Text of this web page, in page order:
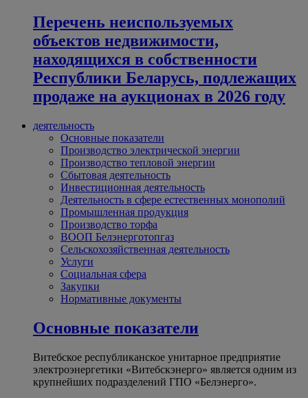
Перечень неиспользуемых
объектов недвижимости,
находящихся в собственности
Республики Беларусь, подлежащих
продаже на аукционах в 2026 году
деятельность
Основные показатели
Производство электрической энергии
Производство тепловой энергии
Сбытовая деятельность
Инвестиционная деятельность
Деятельность в сфере естественных монополий
Промышленная продукция
Производство торфа
ВООП Белэнерготопгаз
Сельскохозяйственная деятельность
Услуги
Социальная сфера
Закупки
Нормативные документы
Основные показатели
Витебское республиканское унитарное предприятие
электроэнергетики «Витебскэнерго» является одним из
крупнейших подразделений ГПО «Белэнерго».